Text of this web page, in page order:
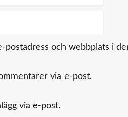
postadress och webbplats i
via e-post.
via e-post.